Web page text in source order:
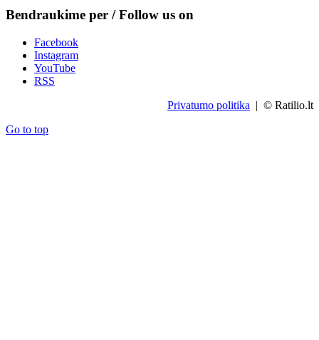
Bendraukime per / Follow us on
Facebook
Instagram
YouTube
RSS
Privatumo politika | © Ratilio.lt
Go to top